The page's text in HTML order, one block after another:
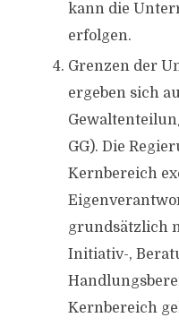
kann die
erfolgen.
Grenzen der
ergeben sich
GG). Die
Kernbereich
grundsätzlich
Initiativ-,
Kernbereich